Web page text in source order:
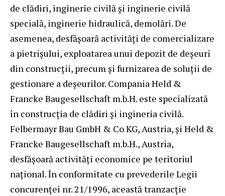
de clădiri, inginerie civilă și inginerie civilă
specială, inginerie hidraulică, demolări. De
asemenea, desfășoară activități de comercializare
a pietrișului, exploatarea unui depozit de deșeuri
din construcții, precum și furnizarea de soluții de
gestionare a deșeurilor. Compania Held &
Francke Baugesellschaft m.b.H. este specializată
în construcția de clădiri și ingineria civilă.
Felbermayr Bau GmbH & Co KG, Austria, și Held &
Francke Baugesellschaft m.b.H., Austria,
desfășoară activități economice pe teritoriul
național. În conformitate cu prevederile Legii
concurenţei nr. 21/1996, această tranzacție